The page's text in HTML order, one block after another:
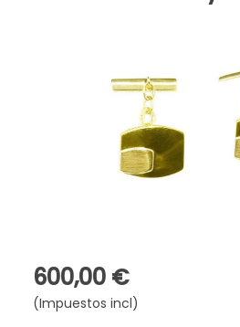
600,00 €
(Impuestos incl)